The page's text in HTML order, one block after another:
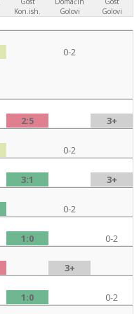
Kon.ish.
Golovi
Golovi
0-2
2:5 3+
0-2
3:1 3+
0-2
1:0 0-2
3+
1:0 0-2